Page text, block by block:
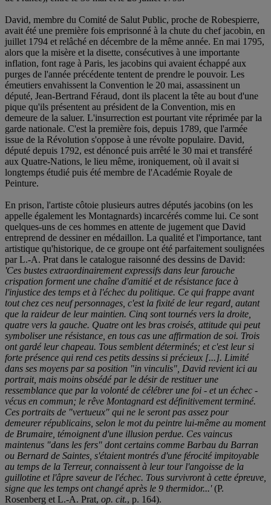
David, membre du Comité de Salut Public, proche de Robespierre,
avait été une première fois emprisonné à la chute du chef jacobin, en
juillet 1794 et relâché en décembre de la même année. En mai 1795,
alors que la misère et la disette, consécutives à une importante
inflation, font rage à Paris, les jacobins qui avaient échappé aux
purges de l'année précédente tentent de prendre le pouvoir. Les
émeutiers envahissent la Convention le 20 mai, assassinent un
député, Jean-Bertrand Féraud, dont ils placent la tête au bout d'une
pique qu'ils présentent au président de la Convention, mis en
demeure de la saluer. L'insurrection est pourtant vite réprimée par la
garde nationale. C'est la première fois, depuis 1789, que l'armée
issue de la Révolution s'oppose à une révolte populaire. David,
député depuis 1792, est dénoncé puis arrêté le 30 mai et transféré
aux Quatre-Nations, le lieu même, ironiquement, où il avait si
longtemps étudié puis été membre de l'Académie Royale de
Peinture.
En prison, l'artiste côtoie plusieurs autres députés jacobins (on les
appelle également les Montagnards) incarcérés comme lui. Ce sont
quelques-uns de ces hommes en attente de jugement que David
entreprend de dessiner en médaillon. La qualité et l'importance, tant
artistique qu'historique, de ce groupe ont été parfaitement soulignées
par L.-A. Prat dans le catalogue raisonné des dessins de David:
'Ces bustes extraordinairement expressifs dans leur farouche
crispation forment une chaîne d'amitié et de résistance face à
l'injustice des temps et à l'échec du politique. Ce qui frappe avant
tout chez ces neuf personnages, c'est la fixité de leur regard, autant
que la raideur de leur maintien. Cinq sont tournés vers la droite,
quatre vers la gauche. Quatre ont les bras croisés, attitude qui peut
symboliser une résistance, en tous cas une affirmation de soi. Trois
ont gardé leur chapeau. Tous semblent déterminés; et c'est leur si
forte présence qui rend ces petits dessins si précieux [...]. Limité
dans ses moyens par sa position "in vinculis", David revient ici au
portrait, mais moins obsédé par le désir de restituer une
ressemblance que par la volonté de célébrer une foi - et un échec -
vécus en commun; le rêve Montagnard est définitivement terminé.
Ces portraits de "vertueux" qui ne le seront pas assez pour
demeurer républicains, selon le mot du peintre lui-même au moment
de Brumaire, témoignent d'une illusion perdue. Ces vaincus
maintenus "dans les fers" dont certains comme Barbau du Barran
ou Bernard de Saintes, s'étaient montrés d'une férocité impitoyable
au temps de la Terreur, connaissent à leur tour l'angoisse de la
guillotine et l'âpre saveur de l'échec. Tous survivront à cette épreuve,
signe que les temps ont changé après le 9 thermidor...'(P.
Rosenberg et L.-A. Prat, op. cit., p. 164).